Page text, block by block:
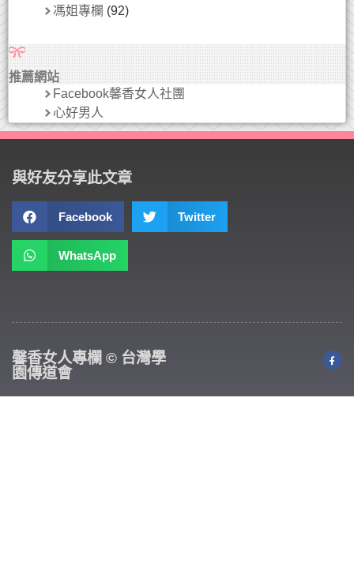
馮姐專欄 (92)
推薦網站
Facebook馨香女人社團
心好男人
與好友分享此文章
Facebook Twitter
WhatsApp
馨香女人專欄 © 台灣學
園傳道會